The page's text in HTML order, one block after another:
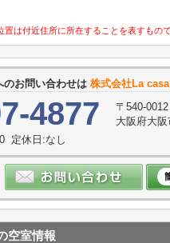
は付近住所に所在することを表すもの
のお問い合わせは 株式会社La
4877
〒540-0012
大阪府大
定休日:なし
空室情報